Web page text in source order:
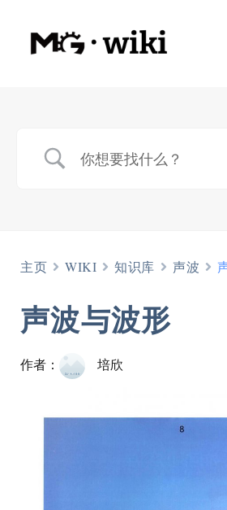
主页 WIKI 知识库 声波
声波与波形
作者： 培欣